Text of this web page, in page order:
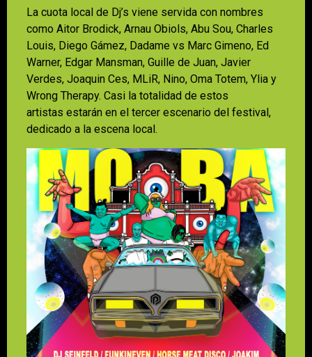
La cuota local de Dj’s viene servida con nombres
como Aitor Brodick, Arnau Obiols, Abu Sou, Charles
Louis, Diego Gámez, Dadame vs Marc Gimeno, Ed
Warner, Edgar Mansman, Guille de Juan, Javier
Verdes, Joaquin Ces, MLiR, Nino, Oma Totem, Ylia y
Wrong Therapy. Casi la totalidad de estos
artistas estarán en el tercer escenario del festival,
dedicado a la escena local.